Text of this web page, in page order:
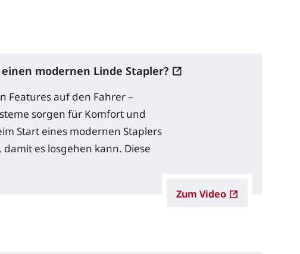
modernen Linde Stapler?
Features auf den Fahrer –
sorgen für Komfort und
Start eines modernen Staplers
es losgehen kann. Diese
Zum Video